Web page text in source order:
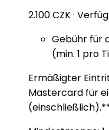
2.100 CZK·
Gebühr für
(min. 1 pro
Ermäßigter
Mastercard für